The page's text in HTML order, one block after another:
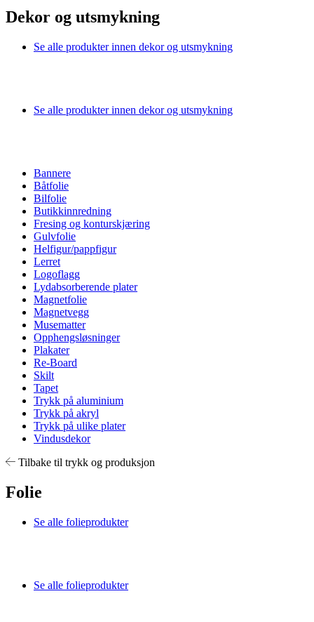
Dekor og utsmykning
Se alle produkter innen dekor og utsmykning
Se alle produkter innen dekor og utsmykning
Bannere
Båtfolie
Bilfolie
Butikkinnredning
Fresing og konturskjæring
Gulvfolie
Helfigur/pappfigur
Lerret
Logoflagg
Lydabsorberende plater
Magnetfolie
Magnetvegg
Musematter
Opphengsløsninger
Plakater
Re-Board
Skilt
Tapet
Trykk på aluminium
Trykk på akryl
Trykk på ulike plater
Vindusdekor
Tilbake til trykk og produksjon
Folie
Se alle folieprodukter
Se alle folieprodukter